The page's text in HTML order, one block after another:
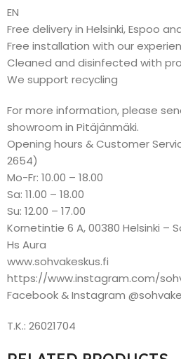
EN
Free delivery in Helsinki, Espoo
Free installation with our
Cleaned and disinfected with
We support recycling
For more information, please
showroom in Pitäjänmäki.
Opening hours & Customer
2654)
Mo-Fr: 10.00 – 18.00
Sa: 11.00 – 18.00
Su: 12.00 – 17.00
Kornetintie 6 A, 00380 Helsinki –
Hs Aura
www.sohvakeskus.fi
https://www.instagram.com/
Facebook & Instagram
T.K.: 26021704